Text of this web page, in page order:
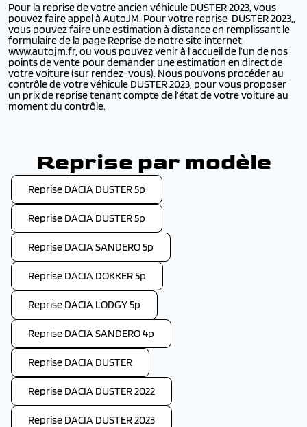
Pour la reprise de votre ancien véhicule DUSTER 2023, vous
pouvez faire appel à AutoJM. Pour votre reprise DUSTER 2023,,
vous pouvez faire une estimation à distance en remplissant le
formulaire de la page Reprise de notre site internet
www.autojm.fr, ou vous pouvez venir à l’accueil de l’un de nos
points de vente pour demander une estimation en direct de
votre voiture (sur rendez-vous). Nous pouvons procéder au
contrôle de votre véhicule DUSTER 2023, pour vous proposer
un prix de reprise tenant compte de l’état de votre voiture au
moment du contrôle.
Reprise par modèle
Reprise DACIA DUSTER 5p
Reprise DACIA DUSTER 5p
Reprise DACIA SANDERO 5p
Reprise DACIA DOKKER 5p
Reprise DACIA LODGY 5p
Reprise DACIA SANDERO 4p
Reprise DACIA DUSTER
Reprise DACIA DUSTER 2022
Reprise DACIA DUSTER 2023